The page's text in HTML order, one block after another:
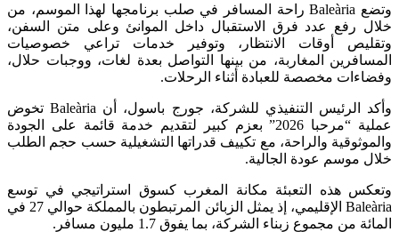
وتضع Baleària راحة المسافر في صلب برنامجها لهذا الموسم، من
خلال رفع عدد فرق الاستقبال داخل الموانئ وعلى متن السفن،
وتقليص أوقات الانتظار، وتوفير خدمات تراعي خصوصيات
المسافرين المغاربة، من بينها التواصل بعدة لغات، ووجبات حلال،
وفضاءات مخصصة للعبادة أثناء الرحلات.
وأكد الرئيس التنفيذي للشركة، جورج باسول، أن Baleària تخوض
عملية “مرحبا 2026” بعزم كبير لتقديم خدمة قائمة على الجودة
والموثوقية والراحة، مع تكييف قدراتها التشغيلية حسب حجم الطلب
خلال موسم عودة الجالية.
وتعكس هذه التعبئة مكانة المغرب كسوق استراتيجي في توسع
Baleària الإقليمي، إذ يمثل الزبائن المرتبطون بالمملكة حوالي 27 في
المائة من مجموع زبناء الشركة، بما يفوق 1.7 مليون مسافر.